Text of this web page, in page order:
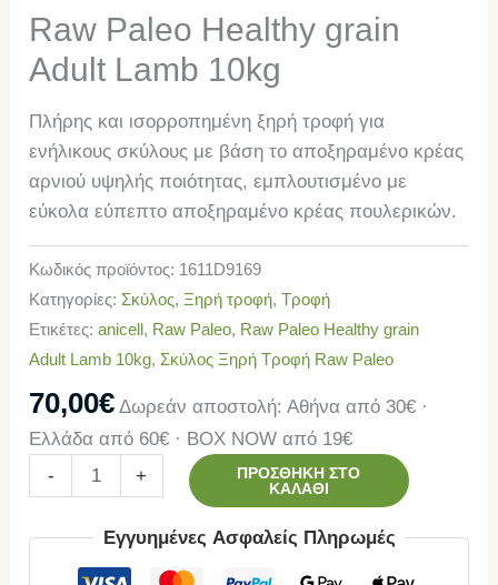
Raw Paleo Healthy grain
Adult Lamb 10kg
Πλήρης και ισορροπημένη ξηρή τροφή για
ενήλικους σκύλους με βάση το αποξηραμένο κρέας
αρνιού υψηλής ποιότητας, εμπλουτισμένο με
εύκολα εύπεπτο αποξηραμένο κρέας πουλερικών.
Κωδικός προϊόντος: 1611D9169
Κατηγορίες: Σκύλος, Ξηρή τροφή,Τροφή
Ετικέτες:anicell, Raw Paleo, Raw Paleo Healthy grain
Adult Lamb 10kg, Σκύλος Ξηρή Τροφή Raw Paleo
70,00€ Δωρεάν αποστολή: Αθήνα από 30€ ·
Ελλάδα από 60€ · BOX NOW από 19€
-
+
ΠΡΟΣΘΉΚΗ ΣΤΟ
ΚΑΛΆΘΙ
Εγγυημένες Ασφαλείς Πληρωμές